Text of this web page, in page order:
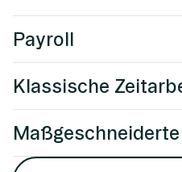
Payroll
Klassische